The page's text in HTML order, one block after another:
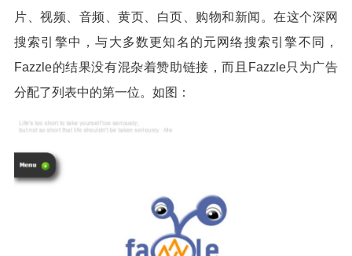
片、视频、音频、黄页、白页、购物和新闻。在这个深网
搜索引擎中，与大多数更知名的元网络搜索引擎不同，
Fazzle的结果没有混杂着赞助链接，而且Fazzle只为广告
分配了列表中的第一位。如图：